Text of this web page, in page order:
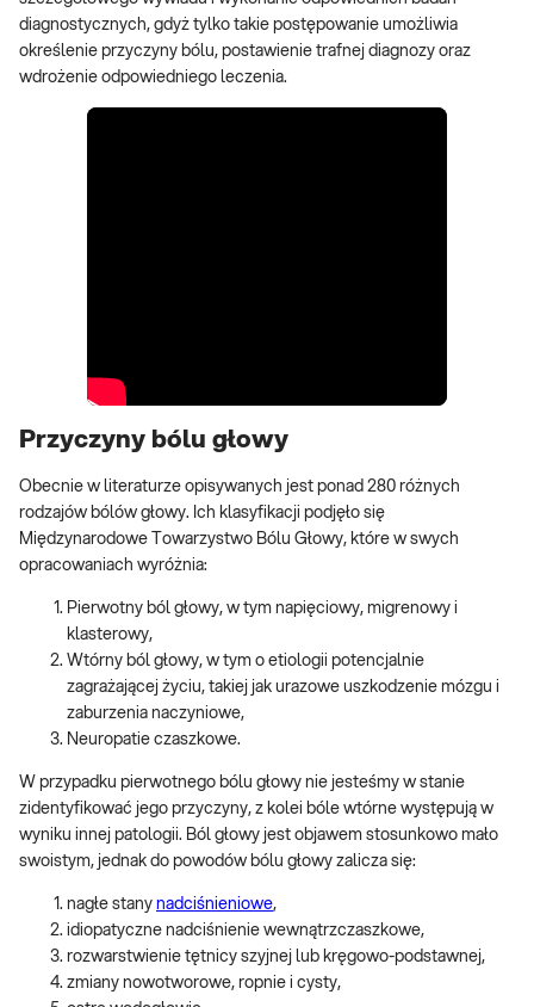
diagnostycznych, gdyż tylko takie postępowanie umożliwia
określenie przyczyny bólu, postawienie trafnej diagnozy oraz
wdrożenie odpowiedniego leczenia.
Przyczyny bólu głowy
Obecnie w literaturze opisywanych jest ponad 280 różnych
rodzajów bólów głowy. Ich klasyfikacji podjęło się
Międzynarodowe Towarzystwo Bólu Głowy, które w swych
opracowaniach wyróżnia:
Pierwotny ból głowy, w tym napięciowy, migrenowy i
klasterowy,
Wtórny ból głowy, w tym o etiologii potencjalnie
zagrażającej życiu, takiej jak urazowe uszkodzenie mózgu i
zaburzenia naczyniowe,
Neuropatie czaszkowe.
W przypadku pierwotnego bólu głowy nie jesteśmy w stanie
zidentyfikować jego przyczyny, z kolei bóle wtórne występują w
wyniku innej patologii. Ból głowy jest objawem stosunkowo mało
swoistym, jednak do powodów bólu głowy zalicza się:
nagłe stany nadciśnieniowe,
idiopatyczne nadciśnienie wewnątrzczaszkowe,
rozwarstwienie tętnicy szyjnej lub kręgowo-podstawnej,
zmiany nowotworowe, ropnie i cysty,